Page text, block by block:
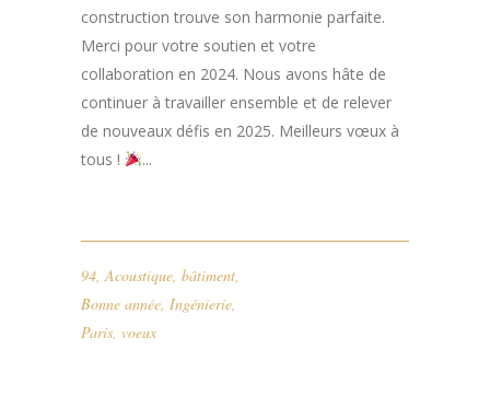
construction trouve son harmonie parfaite.
Merci pour votre soutien et votre
collaboration en 2024. Nous avons hâte de
continuer à travailler ensemble et de relever
de nouveaux défis en 2025. Meilleurs vœux à
tous !
...
94,Acoustique, bâtiment,
Bonne année, Ingénierie,
Paris, voeux